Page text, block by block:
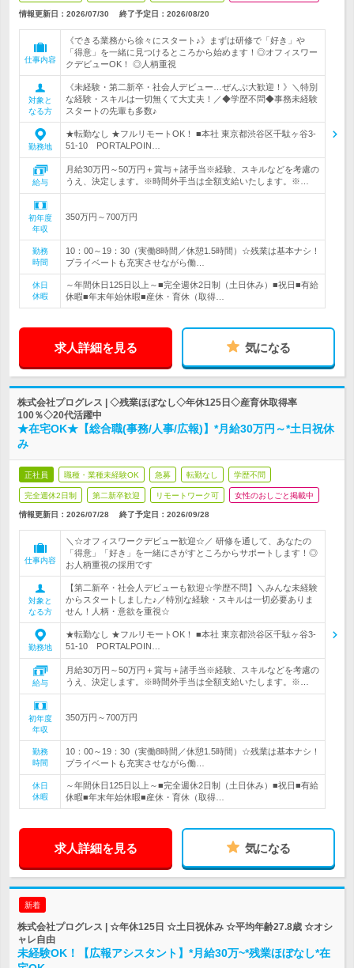
情報更新日：2026/07/30 終了予定日： 2026/08/20
仕事内容
《できる業務から徐々にスタート♪》まずは研修で「好き」や
「得意」を一緒に見つけるところから始めます！◎オフィスワー
クデビューOK！ ◎人柄重視
対象と
なる方
《未経験・第二新卒・社会人デビュー…ぜんぶ大歓迎！》＼特別
な経験・スキルは一切無くて大丈夫！／◆学歴不問◆事務未経験
スタートの先輩も多数♪
勤務地
★転勤なし ★フルリモートOK！ ■本社 東京都渋谷区千駄ヶ谷3-
51-10 PORTALPOIN…
給与
月給30万円～50万円＋賞与＋諸手当※経験、スキルなどを考慮の
うえ、決定します。※時間外手当は全額支給いたします。※…
初年度
年収
350万円～700万円
勤務
時間
10：00～19：30（実働8時間／休憩1.5時間）☆残業は基本ナシ！
プライベートも充実させながら働…
休日
休暇
～年間休日125日以上～■完全週休2日制（土日休み）■祝日■有給
休暇■年末年始休暇■産休・育休（取得…
求人詳細を見る 気になる
株式会社プログレス | ◇残業ほぼなし◇年休125日◇産育休取得率
100％◇20代活躍中
★在宅OK★【総合職(事務/人事/広報)】*月給30万円～*土日祝休
み
正社員 職種・業種未経験OK 急募 転勤なし 学歴不問
完全週休2日制 第二新卒歓迎 リモートワーク可 女性のおしごと掲載中
情報更新日：2026/07/28 終了予定日： 2026/09/28
仕事内容
＼☆オフィスワークデビュー歓迎☆／ 研修を通して、あなたの
「得意」「好き」を一緒にさがすところからサポートします！◎
お人柄重視の採用です
対象と
なる方
【第二新卒・社会人デビューも歓迎☆学歴不問】＼みんな未経験
からスタートしました♪／特別な経験・スキルは一切必要ありま
せん！人柄・意欲を重視☆
勤務地
★転勤なし ★フルリモートOK！ ■本社 東京都渋谷区千駄ヶ谷3-
51-10 PORTALPOIN…
給与
月給30万円～50万円＋賞与＋諸手当※経験、スキルなどを考慮の
うえ、決定します。※時間外手当は全額支給いたします。※…
初年度
年収
350万円～700万円
勤務
時間
10：00～19：30（実働8時間／休憩1.5時間）☆残業は基本ナシ！
プライベートも充実させながら働…
休日
休暇
～年間休日125日以上～■完全週休2日制（土日休み）■祝日■有給
休暇■年末年始休暇■産休・育休（取得…
求人詳細を見る 気になる
新着
株式会社プログレス | ☆年休125日 ☆土日祝休み ☆平均年齢27.8歳 ☆オシ
ャレ自由
未経験OK！【広報アシスタント】*月給30万~*残業ほぼなし*在